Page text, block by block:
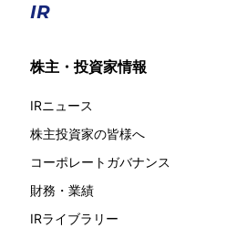
IR
株主・投資家情報
IRニュース
株主投資家の皆様へ
コーポレートガバナンス
財務・業績
IRライブラリー